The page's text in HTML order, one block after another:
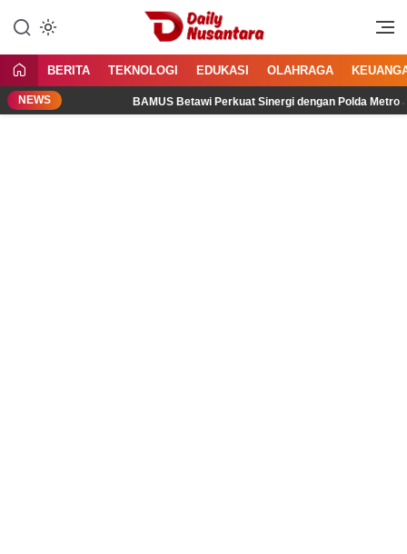
konten
Daily Nusantara
Menyajikan Fakta, Menginspirasi
BERITA TEKNOLOGI EDUKASI OLAHRAGA
NEWS BAMUS Betawi Perkuat Sinergi dengan Polda Metro